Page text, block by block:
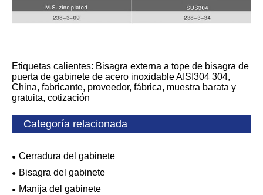
Etiquetas calientes: Bisagra externa a tope de bisagra de
puerta de gabinete de acero inoxidable AISI304 304,
China, fabricante, proveedor, fábrica, muestra barata y
gratuita, cotización
Categoría relacionada
Cerradura del gabinete
Bisagra del gabinete
Manija del gabinete